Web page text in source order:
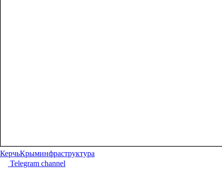
КерчьКрыминфраструктура
Telegram channel